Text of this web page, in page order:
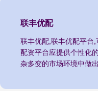
联丰优配
联丰优配,联丰优配平台
配资平台应提供个性化
杂多变的市场环境中做